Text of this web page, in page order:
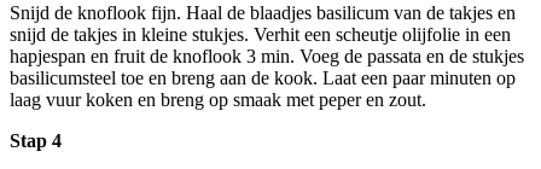
Snijd de knoflook fijn. Haal de blaadjes basilicum van de takjes en
snijd de takjes in kleine stukjes. Verhit een scheutje olijfolie in een
hapjespan en fruit de knoflook 3 min. Voeg de passata en de stukjes
basilicumsteel toe en breng aan de kook. Laat een paar minuten op
laag vuur koken en breng op smaak met peper en zout.
Stap 4